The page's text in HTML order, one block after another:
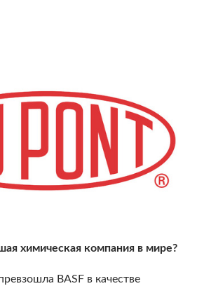
химическая компания в мире?
BASF в качестве